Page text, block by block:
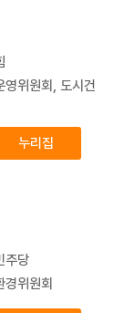
영위원회, 도시건
누리집
주당
위원회